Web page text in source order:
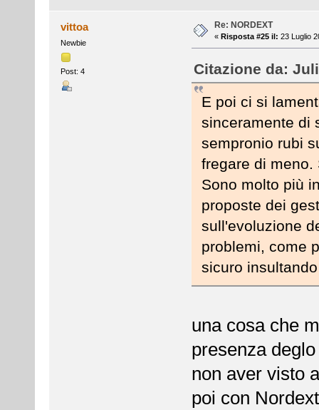
vittoa
Newbie
Post: 4
Re: NORDEXT
« Risposta #25 il: 23 Luglio
Citazione da:
E poi ci si
sinceramente di
sempronio rubi
fregare di meno.
Sono molto più
proposte dei
sull'evoluzione
problemi, come
sicuro
una cosa che
presenza
non aver visto
poi con